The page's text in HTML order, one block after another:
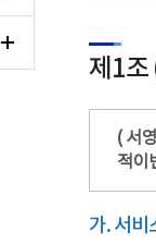
제1조
( 서
적이
가. 서비